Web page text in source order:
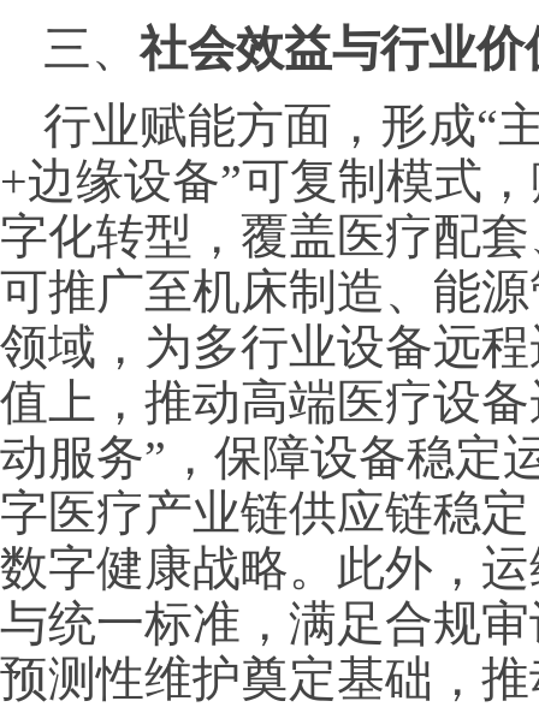
三、社会效益与行业价
行业赋能方面，形成“
+边缘设备”可复制模式
字化转型，覆盖医疗配
可推广至机床制造、能
领域，为多行业设备远
值上，推动高端医疗设
动服务”，保障设备稳定
字医疗产业链供应链稳
数字健康战略。此外，
与统一标准，满足合规
预测性维护奠定基础，